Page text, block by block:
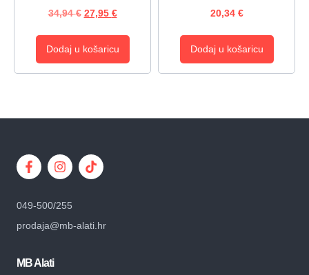
34,94€ 27,95 €
Dodaj u košaricu
20,34 €
Dodaj u košaricu
049-500/255
prodaja@mb-alati.hr
MB Alati